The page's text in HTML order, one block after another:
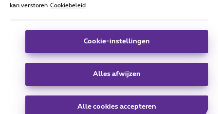
Algemene voorwaarden, consumenteninfo
Deze website is gecreëerd en wordt beheerd conform het
Koning Albert II-laan 27 - B-1030 Brussel.
Carrier & Wholesale Solutions
Telindus
kan verstoren Cookiebeleid
Cookie-instellingen
Alles afwijzen
Alle cookies accepteren